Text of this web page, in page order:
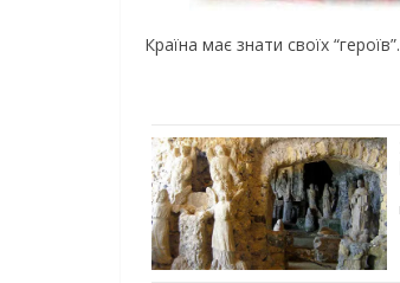
Країна має знати своїх “героїв”.